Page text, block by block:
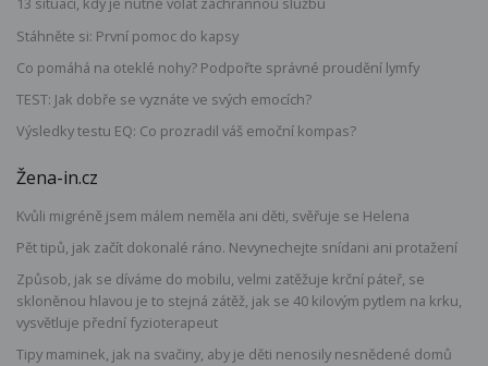
Stáhněte si: První pomoc do kapsy
Co pomáhá na oteklé nohy? Podpořte správné proudění lymfy
TEST: Jak dobře se vyznáte ve svých emocích?
Výsledky testu EQ: Co prozradil váš emoční kompas?
Žena-in.cz
Kvůli migréně jsem málem neměla ani děti, svěřuje se Helena
Pět tipů, jak začít dokonalé ráno. Nevynechejte snídani ani protažení
Způsob, jak se díváme do mobilu, velmi zatěžuje krční páteř, se
skloněnou hlavou je to stejná zátěž, jak se 40 kilovým pytlem na krku,
vysvětluje přední fyzioterapeut
Tipy maminek, jak na svačiny, aby je děti nenosily nesnědené domů